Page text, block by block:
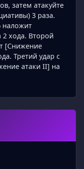
затем атакуйте
3 раза.
наложит
хода. Второй
[Снижение
Третий удар с
атаки II] на